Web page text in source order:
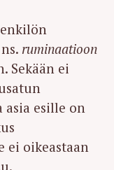
ruminaatioon
Sekään ei
asia esille on
ei oikeastaan